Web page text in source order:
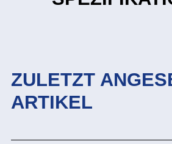
ZULETZT
ARTIKEL